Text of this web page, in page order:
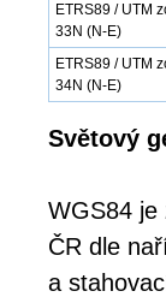
ETRS89 / UTM
33N (N-E)
ETRS89 / UTM
34N (N-E)
Světový
WGS84 je
ČR dle
a